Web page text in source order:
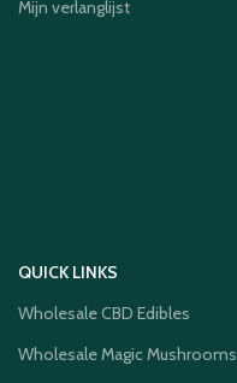
Mijn verlanglijst
QUICK LINKS
Wholesale CBD Edibles
Wholesale Magic Mushrooms